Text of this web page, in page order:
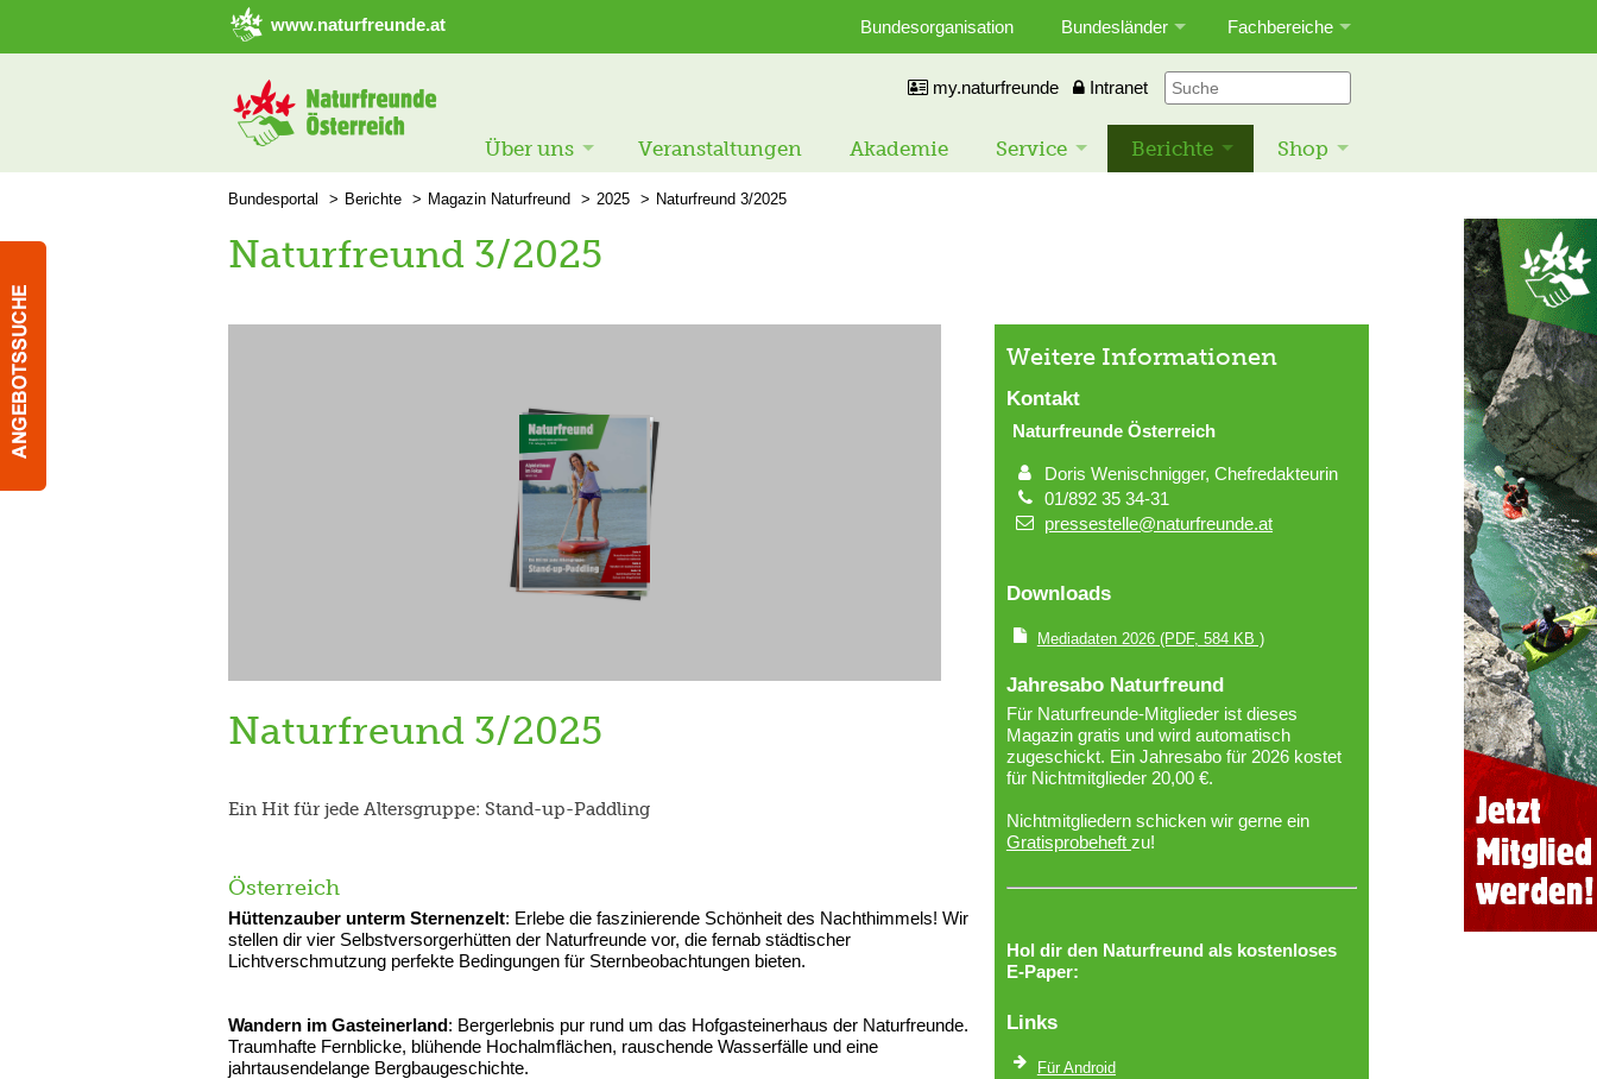
➜ Hauptregion der Seite anspringen
www.naturfreunde.at Bundesorganisation Bundesländer Fachbereiche
my.naturfreunde Intranet
Über uns Veranstaltungen Akademie Service Berichte Shop
Bundesportal Berichte Magazin Naturfreund 2025 Naturfreund 3/2025
Naturfreund 3/2025
Naturfreund 3/2025
Ein Hit für jede Altersgruppe: Stand-up-Paddling
Österreich
Hüttenzauber unterm Sternenzelt: Erlebe die faszinierende Schönheit des Nachthimmels! Wir
stellen dir vier Selbstversorgerhütten der Naturfreunde vor, die fernab städtischer
Lichtverschmutzung perfekte Bedingungen für Sternbeobachtungen bieten.
Wandern im Gasteinerland: Bergerlebnis pur rund um das Hofgasteinerhaus der Naturfreunde.
Traumhafte Fernblicke, blühende Hochalmflächen, rauschende Wasserfälle und eine
jahrtausendelange Bergbaugeschichte.
Weitere Informationen
Kontakt
Naturfreunde Österreich
Doris Wenischnigger, Chefredakteurin
01/892 35 34-31
pressestelle@naturfreunde.at
Downloads
Mediadaten 2026(PDF, 584 KB )
Jahresabo Naturfreund
Für Naturfreunde-Mitglieder ist dieses
Magazin gratis und wird automatisch
zugeschickt. Ein Jahresabo für 2026 kostet
für Nichtmitglieder 20,00 €.
Nichtmitgliedern schicken wir gerne ein
Gratisprobeheft zu!
Hol dir den Naturfreund als kostenloses
E-Paper:
Links
Für Android